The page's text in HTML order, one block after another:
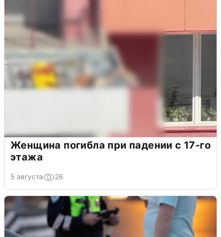
Женщина погибла при падении с 17-го
этажа
5 августа 26